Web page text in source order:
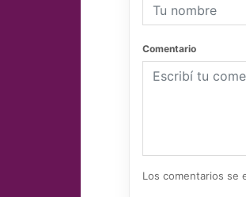
Comentario
Los comentarios se